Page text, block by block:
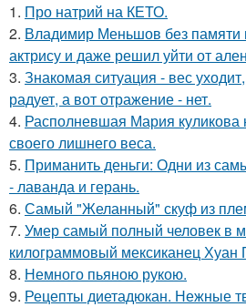
1. Про натрий на КЕТО.
2. Владимир Меньшов без
актрису и даже решил уйти от
3. Знакомая ситуация - вес
радует, а вот отражение - нет.
4. Располневшая Мария куликова
своего лишнего веса.
5. Приманить деньги: Одни из
- лаванда и герань.
6. Самый "Желанный" скуф из
7. Умер самый полный человек в
килограммовый мексиканец Хуан
8. Немного пьяною рукою.
9. Рецепты диетадюкан. Нежные